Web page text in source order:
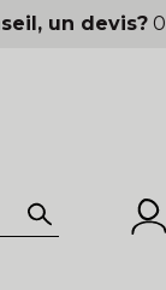
un devis?